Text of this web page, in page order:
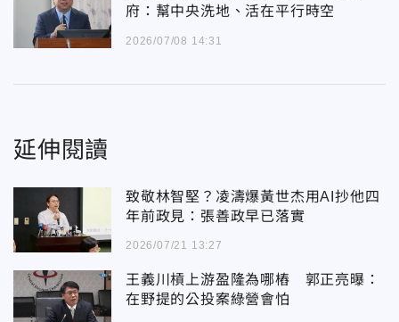
府：幫中央洗地、活在平行時空
2026/07/08 14:31
延伸閱讀
致敬林智堅？凌濤爆黃世杰用AI抄他四
年前政見：張善政早已落實
2026/07/21 13:27
王義川槓上游盈隆為哪樁 郭正亮曝：
在野提的公投案綠營會怕